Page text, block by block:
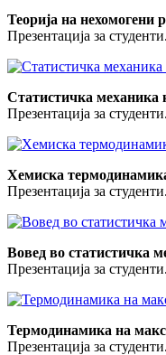
Теорија на нехомогени
Презентација за
Статистичка механика
Презентација за
Хемиска
Презентација за
Вовед во статистичка
Презентација за
Термодинамика на
Презентација за